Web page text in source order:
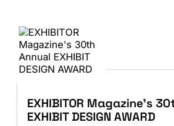
EXHIBITOR Magazine's
EXHIBIT DESIGN AWARD